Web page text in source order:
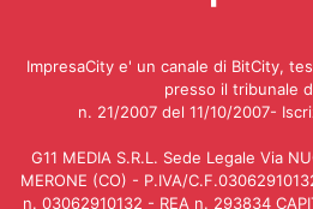
ImpresaCity e' un canale di BitCity,
presso il tribunale
n. 21/2007 del 11/10/2007-
G11 MEDIA S.R.L. Sede Legale Via
MERONE (CO) - P.IVA/
n. 03062910132 - REA n. 293834